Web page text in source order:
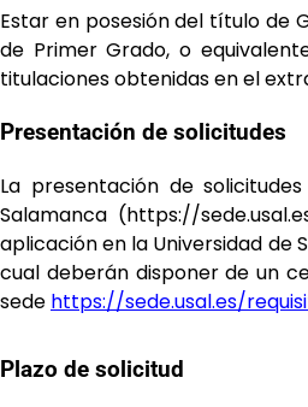
Estar en posesión del título de
de Primer Grado, o
titulaciones obtenidas en el
Presentación de solicitudes
La presentación de
Salamanca (https://
aplicación en la Universidad de
cual deberán disponer de un
sede https://sede.usal.es/
Plazo de solicitud